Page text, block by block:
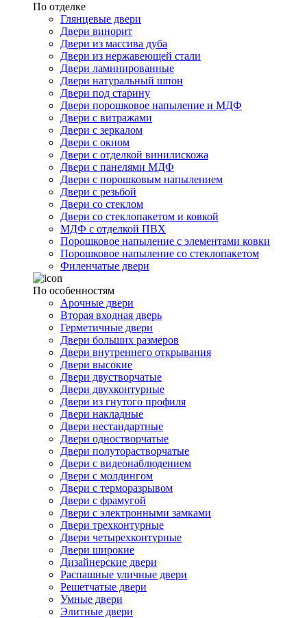
По отделке
Глянцевые двери
Двери винорит
Двери из массива дуба
Двери из нержавеющей стали
Двери ламинированные
Двери натуральный шпон
Двери под старину
Двери порошковое напыление и МДФ
Двери с витражами
Двери с зеркалом
Двери с окном
Двери с отделкой винилискожа
Двери с панелями МДФ
Двери с порошковым напылением
Двери с резьбой
Двери со стеклом
Двери со стеклопакетом и ковкой
МДФ с отделкой ПВХ
Порошковое напыление с элементами ковки
Порошковое напыление со стеклопакетом
Филенчатые двери
По особенностям
Арочные двери
Вторая входная дверь
Герметичные двери
Двери больших размеров
Двери внутреннего открывания
Двери высокие
Двери двустворчатые
Двери двухконтурные
Двери из гнутого профиля
Двери накладные
Двери нестандартные
Двери одностворчатые
Двери полуторастворчатые
Двери с видеонаблюдением
Двери с молдингом
Двери с терморазрывом
Двери с фрамугой
Двери с электронными замками
Двери трехконтурные
Двери четырехконтурные
Двери широкие
Дизайнерские двери
Распашные уличные двери
Решетчатые двери
Умные двери
Элитные двери